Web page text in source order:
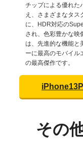
チップによる優れた
え、さまざまなタス
に、HDR対応の
され、色彩豊かな映
は、先進的な機能と
ーに最高のモバイル
の最高傑作です。
その